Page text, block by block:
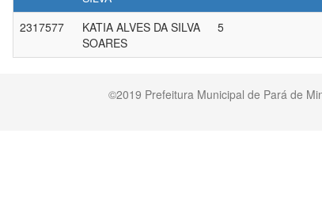
2317577
KATIA ALVES DA SILVA
SOARES
5
©2019 Prefeitura Municipal de Pará de